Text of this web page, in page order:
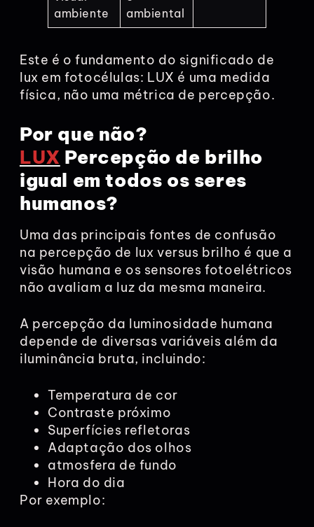
ambiente
ambiental
Este é o fundamento do significado de
lux em fotocélulas: LUX é uma medida
física, não uma métrica de percepção.
Por que não?
LUX Percepção de brilho
igual em todos os seres
humanos?
Uma das principais fontes de confusão
na percepção de lux versus brilho é que a
visão humana e os sensores fotoelétricos
não avaliam a luz da mesma maneira.
A percepção da luminosidade humana
depende de diversas variáveis além da
iluminância bruta, incluindo:
Temperatura de cor
Contraste próximo
Superfícies refletoras
Adaptação dos olhos
atmosfera de fundo
Hora do dia
Por exemplo: